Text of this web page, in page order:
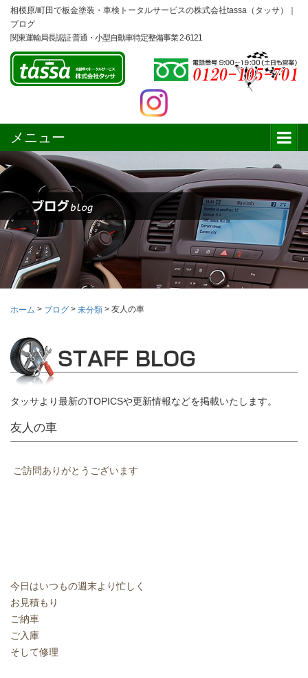
相模原/町田で板金塗装・車検トータルサービスの株式会社tassa（タッサ）｜
ブログ
関東運輸局長認証 普通・小型自動車特定整備事業 2-6121
メニュー
ホーム > ブログ > 未分類 > 友人の車
タッサより最新のTOPICSや更新情報などを掲載いたします。
友人の車
ご訪問ありがとうございます
今日はいつもの週末より忙しく
お見積もり
ご納車
ご入庫
そして修理